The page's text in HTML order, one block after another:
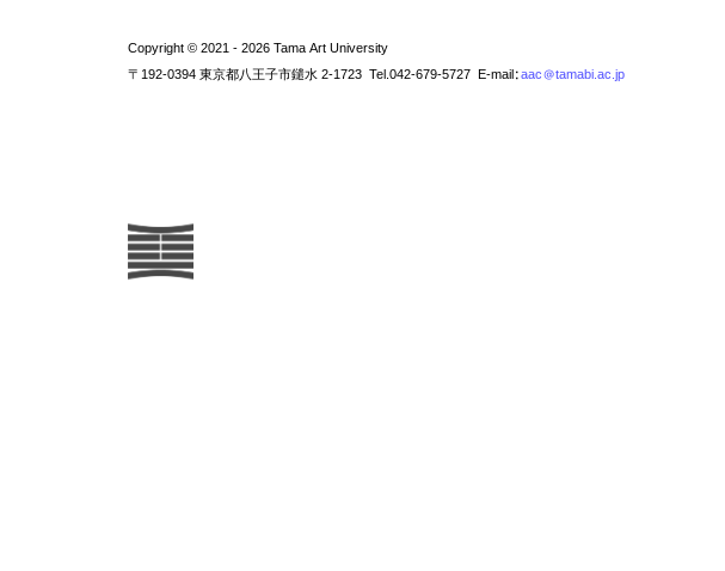
Copyright © 2021 - 2026 Tama Art University
〒192-0394 東京都八王子市鑓水 2-1723 Tel.042-679-5727 E-mail:aac@tamabi.ac.jp